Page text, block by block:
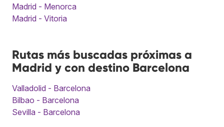
Madrid - Menorca
Madrid - Vitoria
Rutas más buscadas próximas a
Madrid y con destino Barcelona
Valladolid - Barcelona
Bilbao - Barcelona
Sevilla - Barcelona